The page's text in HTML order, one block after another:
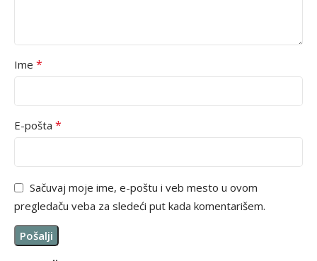
Ime *
E-pošta *
Sačuvaj moje ime, e-poštu i veb mesto u ovom
pregledaču veba za sledeći put kada komentarišem.